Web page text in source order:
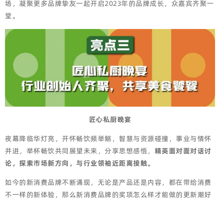
场，凝聚更多品牌挚友一起开启2023年的品牌成长，众嘉宾齐聚一
堂。
匠心私厨晚宴
夜幕降临华灯亮，开怀畅饮频举觞，智慧与资源碰撞，事业与情怀
并进，举杯畅饮共同展望未来，分享思想感悟， 精英面对面对话讨
论，探索市场新方向，与行业领袖近距离接触。
如今的新消费品牌不断涌现，无论是产品还是内容，都在带给消费
不一样的新体验，那么新消费品牌的奖项怎么样才能做的更新潮好